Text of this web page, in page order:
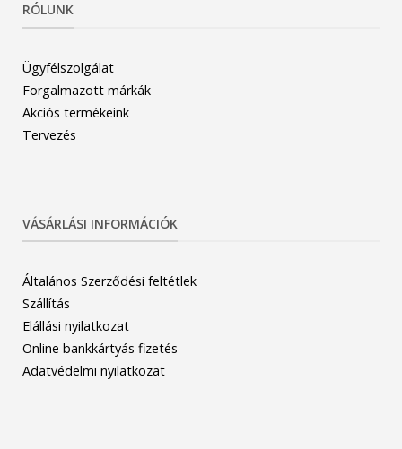
RÓLUNK
Ügyfélszolgálat
Forgalmazott márkák
Akciós termékeink
Tervezés
VÁSÁRLÁSI INFORMÁCIÓK
Általános Szerződési feltétlek
Szállítás
Elállási nyilatkozat
Online bankkártyás fizetés
Adatvédelmi nyilatkozat